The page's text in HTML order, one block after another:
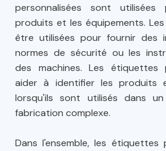
personnalisées sont
produits et les équipements.
être utilisées pour fournir des
normes de sécurité ou les
des machines. Les étiquettes
aider à identifier les produits
lorsqu'ils sont utilisés dans
fabrication complexe.
Dans l'ensemble, les étiquettes